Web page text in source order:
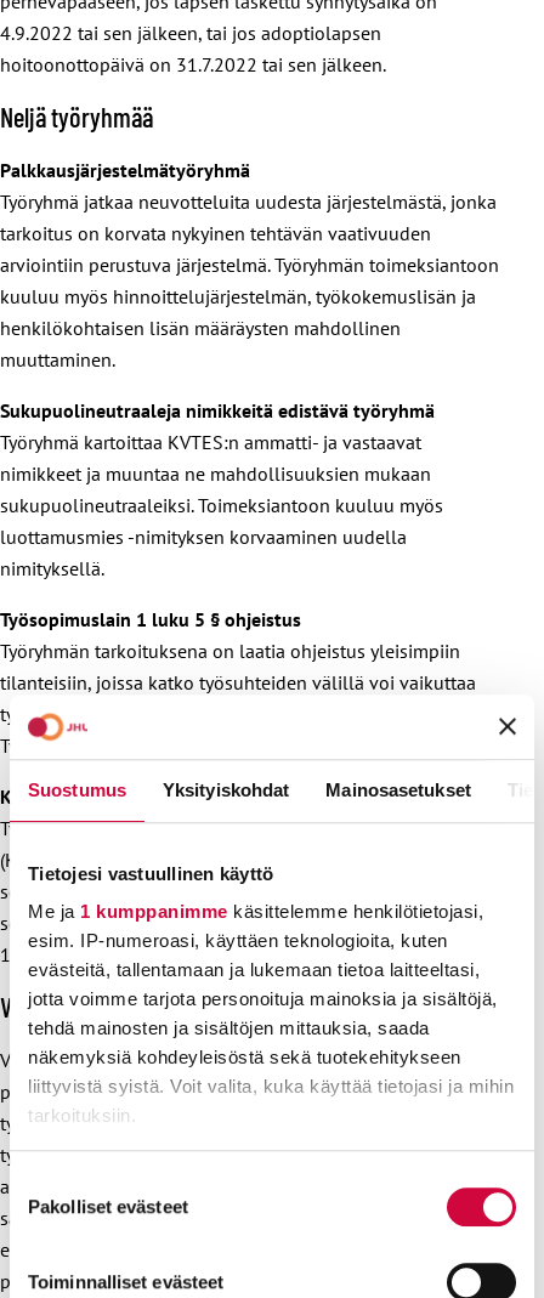
Suostumus Yksityiskohdat Mainosasetukset
Tietojesi vastuullinen käyttö
Me ja 1 kumppanimme käsittelemme henkilötietojasi,
esim. IP-numeroasi, käyttäen teknologioita, kuten
evästeitä, tallentamaan ja lukemaan tietoa laitteeltasi,
jotta voimme tarjota personoituja mainoksia ja sisältöjä,
tehdä mainosten ja sisältöjen mittauksia, saada
näkemyksiä kohdeyleisöstä sekä tuotekehitykseen
liittyvistä syistä. Voit valita, kuka käyttää tietojasi ja mihin
tarkoituksiin.
voit määrittää asetuksesi
. Voit muuttaa
valinta
Pakolliset evästeet
Toiminnalliset evästeet
4.9.2022 tai sen jälkeen, tai jos adoptiolapsen
hoitoonottopäivä on 31.7.2022 tai sen jälkeen.
Neljä työryhmää
Palkkausjärjestelmätyöryhmä
Työryhmä jatkaa neuvotteluita uudesta järjestelmästä, jonka
tarkoitus on korvata nykyinen tehtävän vaativuuden
arviointiin perustuva järjestelmä. Työryhmän toimeksiantoon
kuuluu myös hinnoittelujärjestelmän, työkokemuslisän ja
henkilökohtaisen lisän määräysten mahdollinen
muuttaminen.
Sukupuolineutraaleja nimikkeitä edistävä työryhmä
Työryhmä kartoittaa KVTES:n ammatti- ja vastaavat
nimikkeet ja muuntaa ne mahdollisuuksien mukaan
sukupuolineutraaleiksi. Toimeksiantoon kuuluu myös
luottamusmies -nimityksen korvaaminen uudella
nimityksellä.
Työsopimuslain 1 luku 5 § ohjeistus
Työryhmän tarkoituksena on laatia ohjeistus yleisimpiin
tilanteisiin, joissa katko työsuhteiden välillä voi vaikuttaa
työehtosopimuksen mukaisiin ehtoihin (esim. vuosiloma).
Työryhmä toimikausi on 1.6.−28.2.2023
Kustannustenkorvauksia tarkasteleva työryhmä
Työryhmän toimeksiantona on arvioida KVTES VI luvun
(Kustannusten korvaukset ja suojavaatetus) muutostarpeita
sekä tehdä tarvittavat esitykset hyvissä ajoin ennen
seuraavaa neuvottelukierrosta. Työryhmän toimikausi on
1.6.2022−28.2.2023.
Viisivuotinen palkkaohjelma
Viisivuotisen palkkaohjelman 2023−2027 tavoitteena on
paitsi palkkausjärjestelmän kehittäminen, myös parantaa
työvoiman saatavuutta erityisesti aloille, joissa on
työvoimapula. KVTES:n lisäksi myös kaikilla muilla kunta-
alan sopimusaloilla tulee olemaan yhtä kauan kestävä ja
samansuuruinen palkkaohjelma. Palkkaohjelma on oma
erillinen ohjelmansa, jonka korotukset tulevat vuosittaisten
palkankorotusten lisäksi vuosina 2023−2027. Korotukset